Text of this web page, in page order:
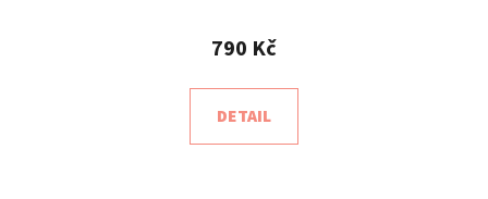
790 Kč
DETAIL